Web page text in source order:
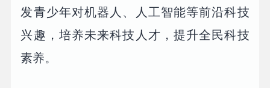
发青少年对机器人、人工智能等前沿科技
兴趣，培养未来科技人才，提升全民科技
素养。